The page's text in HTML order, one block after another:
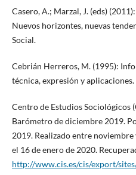
Casero, A.; Marzal, J. (eds)
Nuevos horizontes, nuevas
Social.
Cebrián Herreros, M. (1995):
técnica, expresión y
Centro de Estudios Sociológicos
Barómetro de diciembre 2019.
2019. Realizado entre
el 16 de enero de 2020.
http://www.cis.es/cis/export/